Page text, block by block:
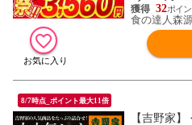
32
食の達人森
8/7時点_ポイント最大11倍
【吉野家